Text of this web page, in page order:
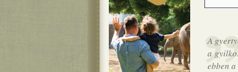
A
a
ebben